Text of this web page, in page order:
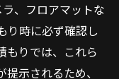
、フロアマットな
り時に必ず確認し
もりでは、これら
示されるため、